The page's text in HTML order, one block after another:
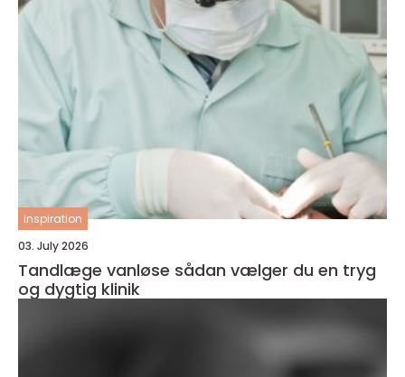
inspiration
03. July 2026
Tandlæge vanløse sådan vælger du en tryg
og dygtig klinik